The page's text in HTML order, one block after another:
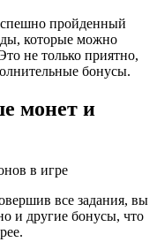
пройденный
которые можно
не только приятно,
бонусы.
монет и
в игре
все задания, вы
и другие бонусы, что